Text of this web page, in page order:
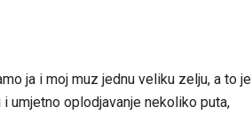
ja i moj muz jednu veliku zelju, a to je
umjetno oplodjavanje nekoliko puta,